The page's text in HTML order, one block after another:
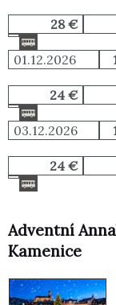
28 €
01.12.2026
24 €
03.12.2026
24 €
Adventní
Kamenice